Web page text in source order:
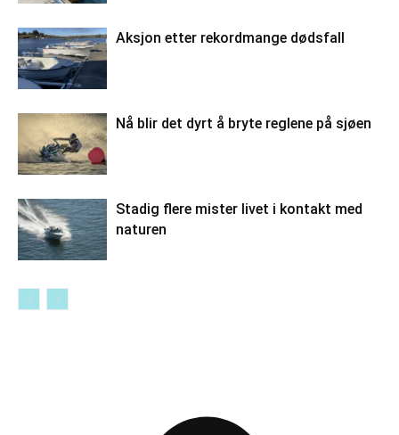
Aksjon etter rekordmange dødsfall
Nå blir det dyrt å bryte reglene på sjøen
Stadig flere mister livet i kontakt med
naturen